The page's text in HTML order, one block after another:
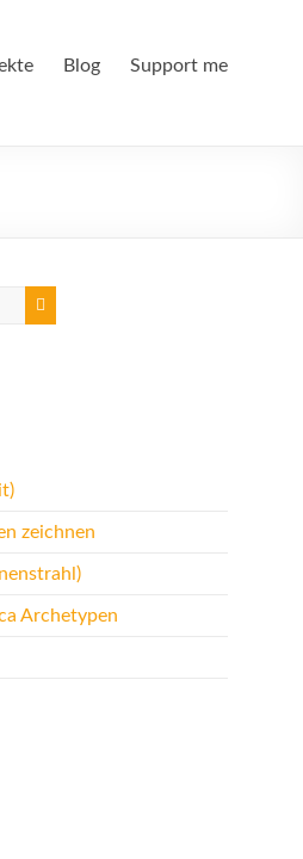
Blog Support me
zeichnen
Archetypen